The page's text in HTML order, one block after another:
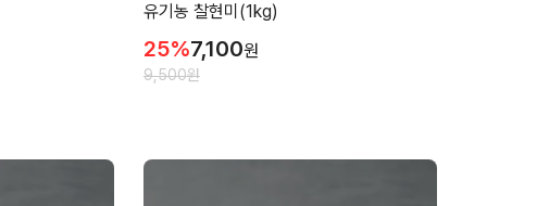
유기농 찰현미(1kg)
25%7,100원
9,500원